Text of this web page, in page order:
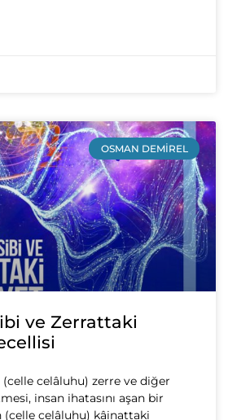
OSMAN DEMIREL
ve Zerrattaki
(celle celâluhu) zerre ve diğer
insan ihatasını aşan bir
(celle celâluhu) kâinattaki